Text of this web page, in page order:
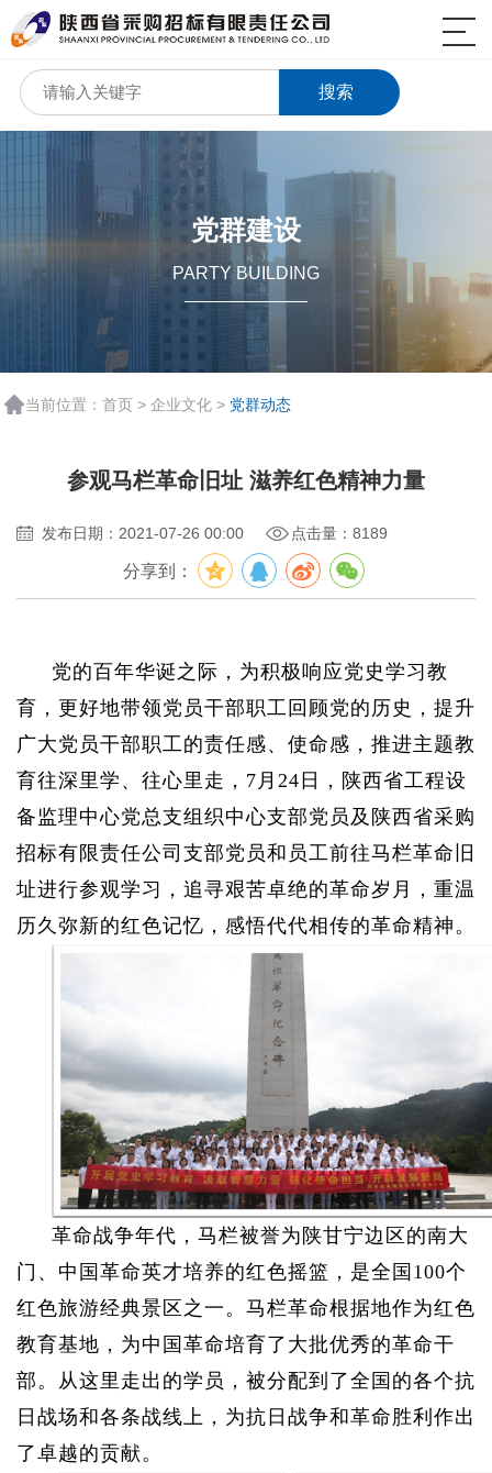
搜索
党群建设
PARTY BUILDING
当前位置： 首页 > 企业文化 > 党群动态
参观马栏革命旧址 滋养红色精神力量
发布日期：2021-07-26 00:00 点击量：8189
分享到：
党的百年华诞之际，为积极响应党史学习教
育，更好地带领党员干部职工回顾党的历史，提升
广大党员干部职工的责任感、使命感，推进主题教
育往深里学、往心里走，7月24日，陕西省工程设
备监理中心党总支组织中心支部党员及陕西省采购
招标有限责任公司支部党员和员工前往马栏革命旧
址进行参观学习，追寻艰苦卓绝的革命岁月，重温
历久弥新的红色记忆，感悟代代相传的革命精神。
革命战争年代，马栏被誉为 陕甘宁边区 的南大
门 、中国革命英才培养的红色摇篮，是全国100个
红色旅游经典景区之一。马栏革命根据地作为红色
教育基地，为中国革命培育了大批优秀的革命干
部。从这里走出的学员，被分配到了全国的各个抗
日战场和各条战线上，为抗日战争和革命胜利作出
了卓越的贡献。